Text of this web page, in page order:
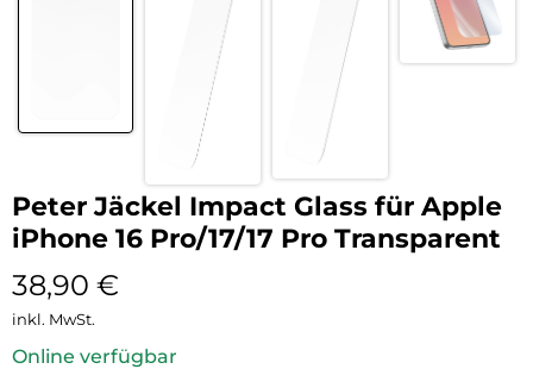
Peter Jäckel Impact Glass für Apple
iPhone 16 Pro/17/17 Pro Transparent
38,90 €
inkl. MwSt.
Online verfügbar